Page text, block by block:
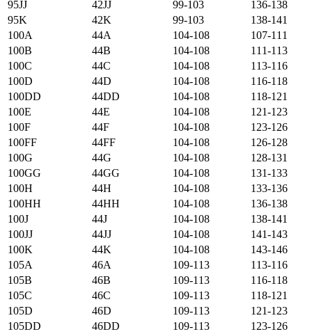
95JJ
42JJ 99-103
136-138
95K
42K 99-103
138-141
100А
44А 104-108
107-111
100B
44B 104-108
111-113
100C
44C 104-108
113-116
100D
44D 104-108
116-118
100DD
44DD 104-108
118-121
100E
44E 104-108
121-123
100F
44F 104-108
123-126
100FF
44FF 104-108
126-128
100G
44G 104-108
128-131
100GG
44GG 104-108
131-133
100H
44H 104-108
133-136
100HH
44HH 104-108
136-138
100J
44J 104-108
138-141
100JJ
44JJ 104-108
141-143
100K
44K 104-108
143-146
105А
46А 109-113
113-116
105B
46B 109-113
116-118
105C
46C 109-113
118-121
105D
46D 109-113
121-123
105DD
46DD 109-113
123-126